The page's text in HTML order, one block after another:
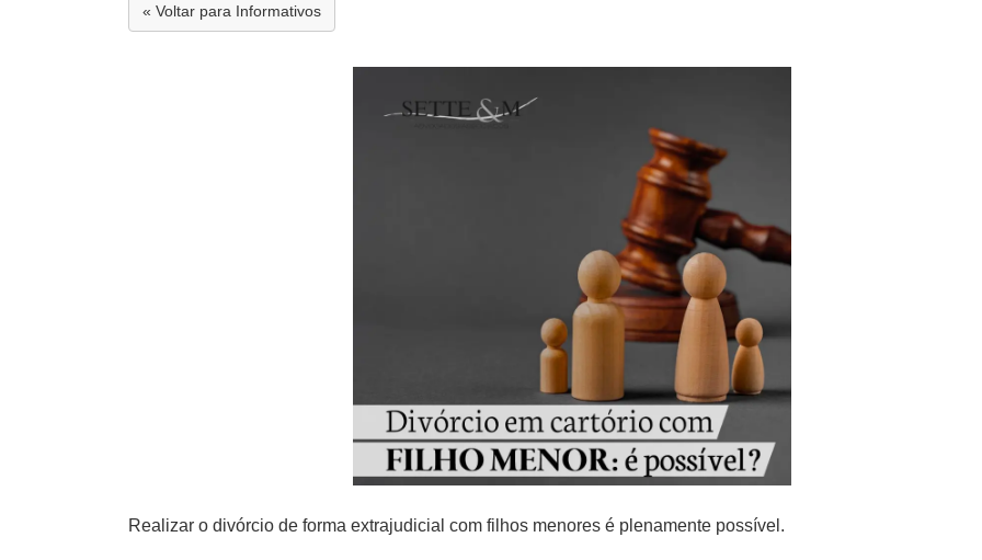
« Voltar para Informativos
Realizar o divórcio de forma extrajudicial com filhos menores é plenamente possível.